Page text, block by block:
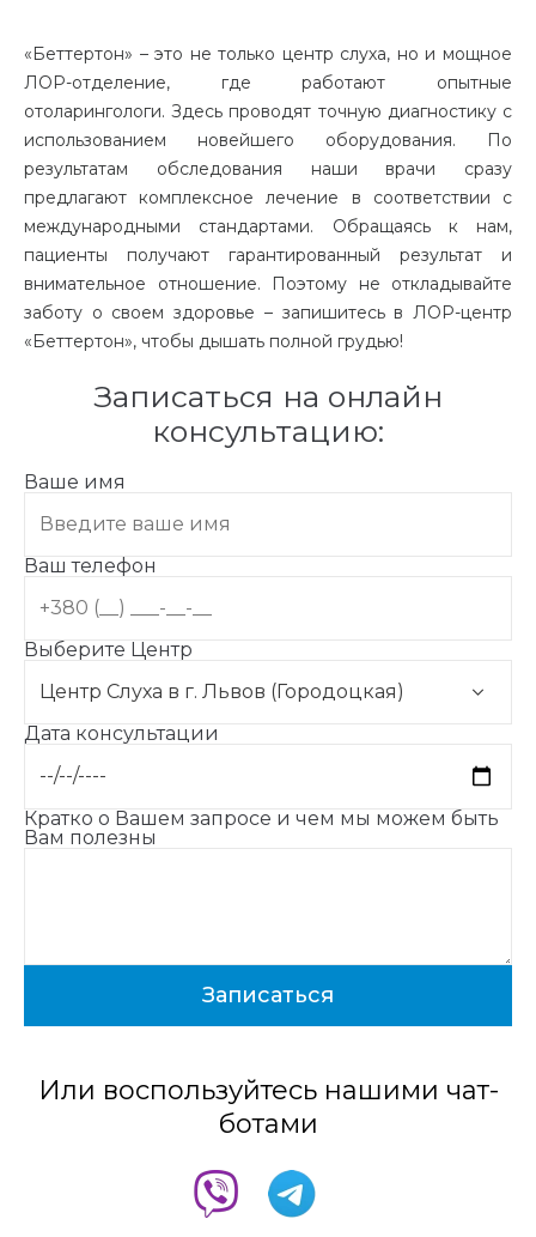
«Беттертон» – это не только центр слуха, но и мощное
ЛОР-отделение, где работают опытные
отоларингологи. Здесь проводят точную диагностику с
использованием новейшего оборудования. По
результатам обследования наши врачи сразу
предлагают комплексное лечение в соответствии с
международными стандартами. Обращаясь к нам,
пациенты получают гарантированный результат и
внимательное отношение. Поэтому не откладывайте
заботу о своем здоровье – запишитесь в ЛОР-центр
«Беттертон», чтобы дышать полной грудью!
Записаться на онлайн
консультацию:
Ваше имя
Ваш телефон
Выберите Центр
Дата консультации
Кратко о Вашем запросе и чем мы можем быть
Вам полезны
Или воспользуйтесь нашими чат-
ботами